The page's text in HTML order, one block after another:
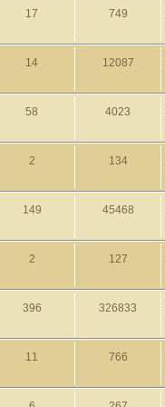
17 749
14 12087
58 4023
2 134
149 45468
2 127
396 326833
11 766